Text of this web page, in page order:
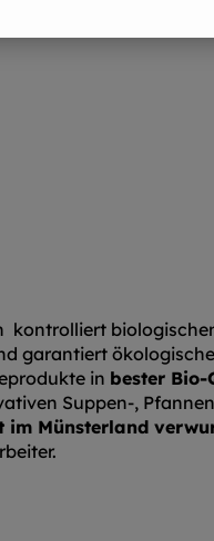
kontrolliert
garantiert
in bester
Suppen-,
im Münsterland